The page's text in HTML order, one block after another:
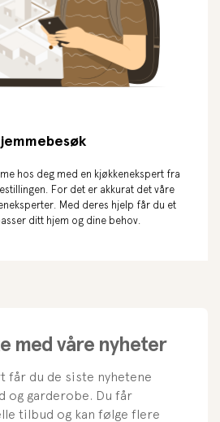
hos deg med en kjøkkenekspert fra
For det er akkurat det våre
Med deres hjelp får du et
ditt hjem og dine behov.
med våre nyheter
får du de siste nyhetene
og garderobe. Du får
tilbud og kan følge flere